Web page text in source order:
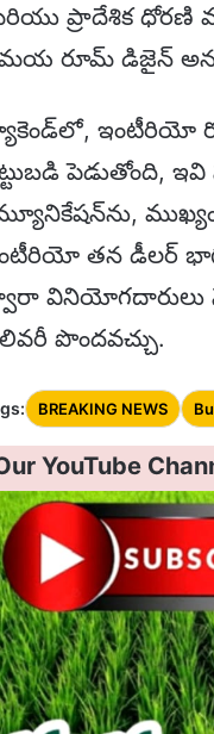
ప్రాదేశిక ధోరణి
రూమ్ డిజైన్
ఇంటీరియో
పెడుతోంది,
తన డీలర్
వినియోగదారులు
పొందవచ్చు.
BREAKING NEWS
YouTube